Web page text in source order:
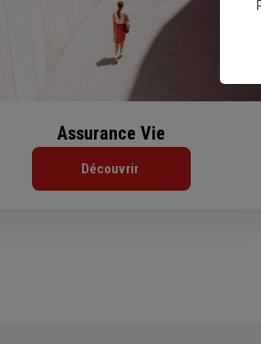
Assurance Vie
Découvrir